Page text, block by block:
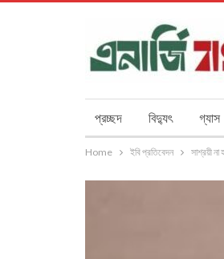
প্রচ্ছদ বিদ্যুৎ গ্যাস
Home ইবি প্রতিবেদন সাশ্রয়ী না